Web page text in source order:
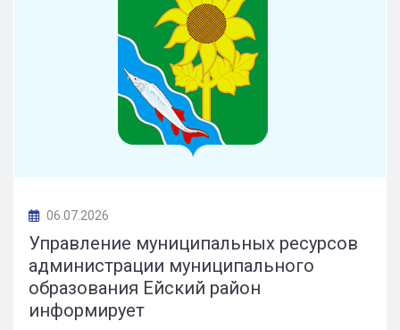
06.07.2026
Управление муниципальных ресурсов
администрации муниципального
образования Ейский район
информирует